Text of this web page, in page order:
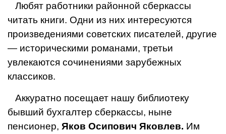
Любят работники районной сберкассы
читать книги. Одни из них интересуются
произведениями советских писателей, другие
— ис­торическими романами, третьи
увлекаются сочинениями зару­бежных
классиков.
Аккуратно посещает нашу биб­лиотеку
бывший бухгалтер сбер­кассы, ныне
пенсионер, Яков Оси­пович Яковлев. Им